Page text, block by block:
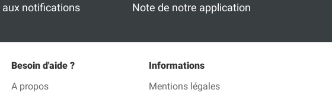
aux notifications Note de notre application
Besoin d'aide ?
A propos
Informations
Mentions légales